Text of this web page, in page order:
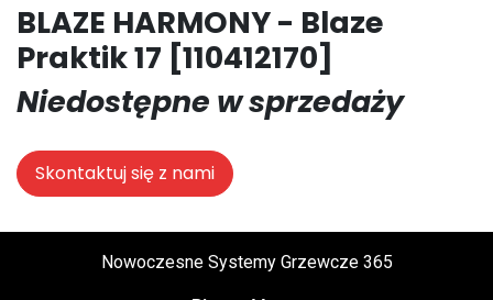
BLAZE HARMONY - Blaze
Praktik 17 [110412170]
Niedostępne w sprzedaży
Skontaktuj się z nami
Nowoczesne Systemy Grzewcze 365